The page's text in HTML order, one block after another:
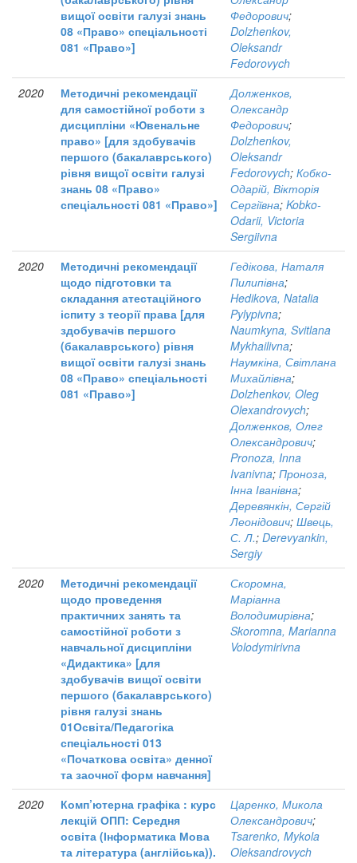
вищої освіти галузі знань
08 «Право» спеціальності
081 «Право»]
Федорович;
Dolzhenkov,
Oleksandr
Fedorovych
2020
Методичні рекомендації
для самостійної роботи з
дисципліни «Ювенальне
право» [для здобувачів
першого (бакалаврського)
рівня вищої освіти галузі
знань 08 «Право»
спеціальності 081 «Право»]
Долженков,
Олександр
Федорович;
Dolzhenkov,
Oleksandr
Fedorovych; Кобко-
Одарій, Вікторія
Сергіївна; Kobko-
Odarii, Victoria
Sergiivna
2020
Методичні рекомендації
щодо підготовки та
складання атестаційного
іспиту з теорії права [для
здобувачів першого
(бакалаврського) рівня
вищої освіти галузі знань
08 «Право» спеціальності
081 «Право»]
Гедікова, Наталя
Пилипівна;
Hedikova, Natalia
Pylypivna;
Naumkyna, Svitlana
Mykhailivna;
Наумкіна, Світлана
Михайлівна;
Dolzhenkov, Oleg
Olexandrovych;
Долженков, Олег
Олександрович;
Pronoza, Inna
Ivanivna; Проноза,
Інна Іванівна;
Деревянкін, Сергій
Леонідович; Швець,
С. Л.; Derevyankin,
Sergiy
2020
Методичні рекомендації
щодо проведення
практичних занять та
самостійної роботи з
навчальної дисципліни
«Дидактика» [для
здобувачів вищої освіти
першого (бакалаврського)
рівня галузі знань
01Освіта/Педагогіка
спеціальності 013
«Початкова освіта» денної
та заочної форм навчання]
Скоромна,
Маріанна
Володимирівна;
Skoromna, Marianna
Volodymirivna
2020
Комп’ютерна графіка : курс
лекцій ОПП: Середня
освіта (Інформатика Мова
та література (англійська)).
Царенко, Микола
Олександрович;
Tsarenko, Mykola
Oleksandrovych